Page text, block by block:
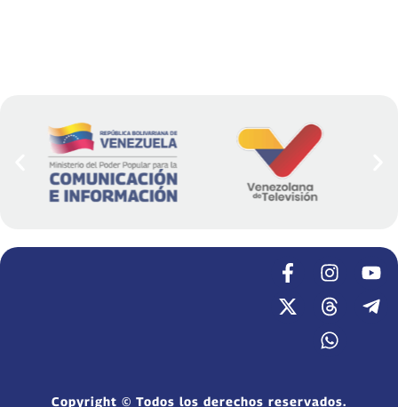
Copyright © Todos los derechos reservados.